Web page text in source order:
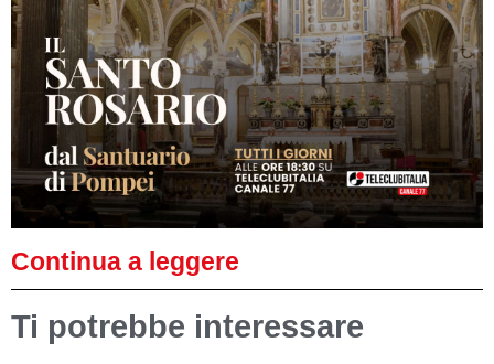
Continua a leggere
Ti potrebbe interessare